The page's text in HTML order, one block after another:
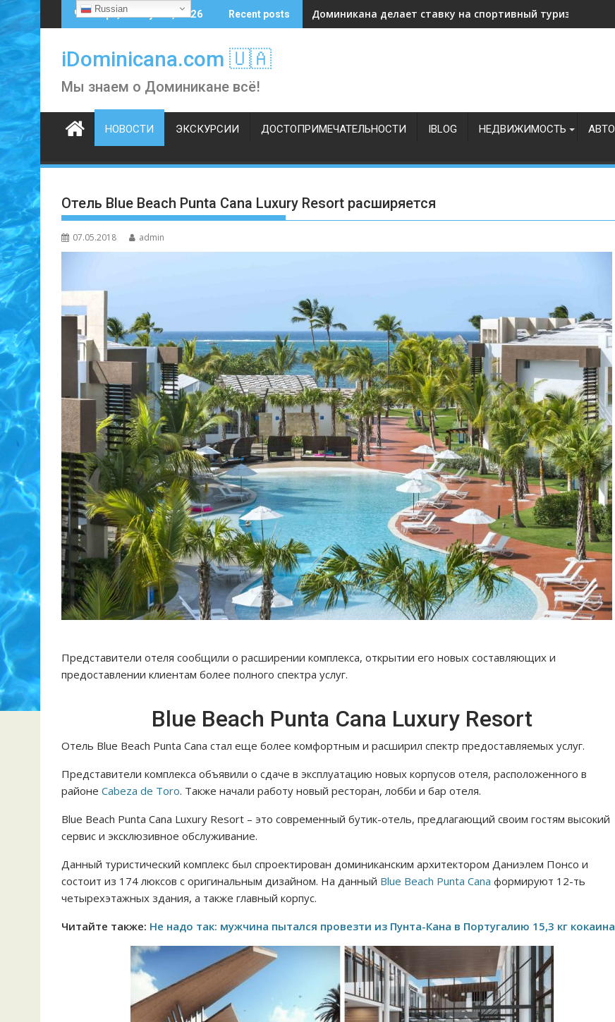
Skip
to
Четверг, 6 августа, 2026 Recent posts Доминикана делает ставку на спортивный туризм
iDominicana.com 🇺🇦
Мы знаем о Доминикане всё!
НОВОСТИ ЭКСКУРСИИ ДОСТОПРИМЕЧАТЕЛЬНОСТИ IBLOG НЕДВИЖИМОСТЬ АВТО
Отель Blue Beach Punta Cana Luxury Resort расширяется
07.05.2018 admin
Представители отеля сообщили о расширении комплекса, открытии его новых составляющих и
предоставлении клиентам более полного спектра услуг.
Blue Beach Punta Cana Luxury Resort
Отель Blue Beach Punta Cana стал еще более комфортным и расширил спектр предоставляемых услуг.
Представители комплекса объявили о сдаче в эксплуатацию новых корпусов отеля, расположенного в
районе Cabeza de Toro. Также начали работу новый ресторан, лобби и бар отеля.
Blue Beach Punta Cana Luxury Resort – это современный бутик-отель, предлагающий своим гостям высокий
сервис и эксклюзивное обслуживание.
Данный туристический комплекс был спроектирован доминиканским архитектором Даниэлем Понсо и
состоит из 174 люксов с оригинальным дизайном. На данный Blue Beach Punta Cana формируют 12-ть
четырехэтажных здания, а также главный корпус.
Читайте также: Не надо так: мужчина пытался провезти из Пунта-Кана в Португалию 15,3 кг кокаина
Russian